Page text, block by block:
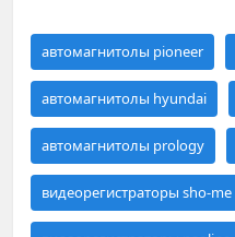
автомагнитолы pioneer
автомагнитолы hyundai
автомагнитолы prology
видеорегистраторы sho-me